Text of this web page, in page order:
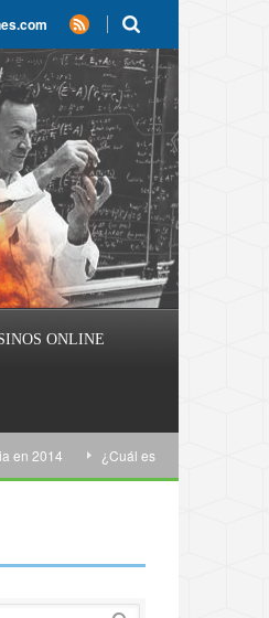
ONLINE
¿Cuál es el lugar más remoto de